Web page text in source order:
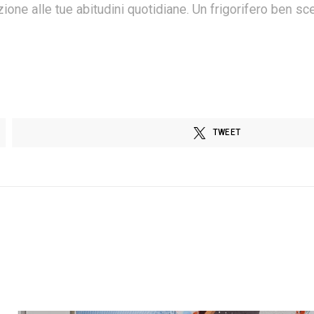
alle tue abitudini quotidiane. Un frigorifero ben
TWEET